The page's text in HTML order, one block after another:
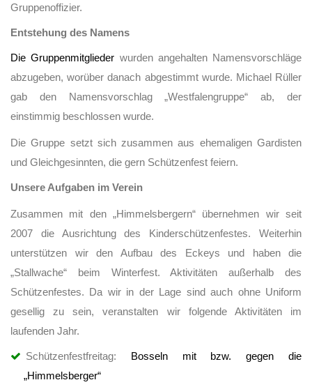
Gruppenoffizier.
Entstehung des Namens
Die Gruppenmitglieder wurden angehalten Namensvorschläge
abzugeben, worüber danach abgestimmt wurde. Michael Rüller
gab den Namensvorschlag „Westfalengruppe“ ab, der
einstimmig beschlossen wurde.
Die Gruppe setzt sich zusammen aus ehemaligen Gardisten
und Gleichgesinnten, die gern Schützenfest feiern.
Unsere Aufgaben im Verein
Zusammen mit den „Himmelsbergern“ übernehmen wir seit
2007 die Ausrichtung des Kinderschützenfestes. Weiterhin
unterstützen wir den Aufbau des Eckeys und haben die
„Stallwache“ beim Winterfest. Aktivitäten außerhalb des
Schützenfestes. Da wir in der Lage sind auch ohne Uniform
gesellig zu sein, veranstalten wir folgende Aktivitäten im
laufenden Jahr.
Schützenfestfreitag: Bosseln mit bzw. gegen die
„Himmelsberger“